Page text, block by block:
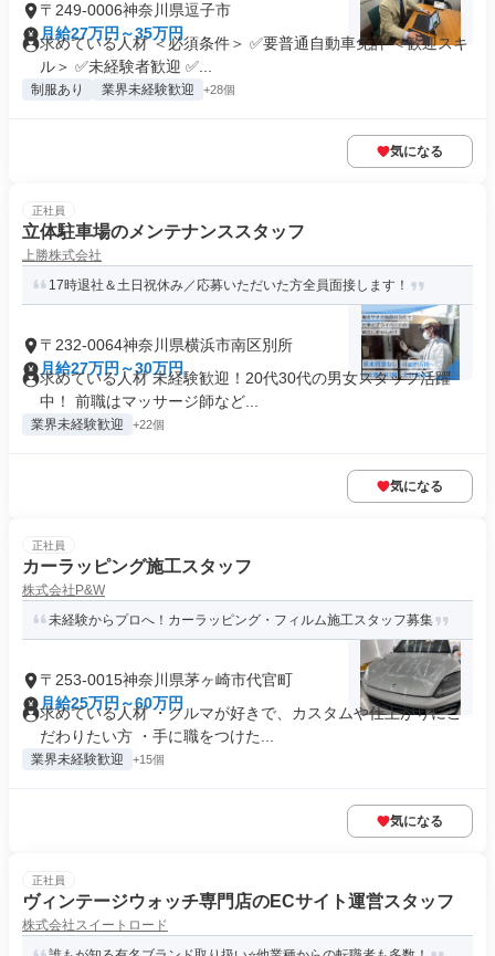
〒249-0006神奈川県逗子市
月給27万円～35万円
求めている人材 ＜必須条件＞ ✅要普通自動車免許 ＜歓迎スキ
ル＞ ✅未経験者歓迎 ✅...
制服あり 業界未経験歓迎 +28個
気になる
正社員
立体駐車場のメンテナンススタッフ
上勝株式会社
17時退社＆土日祝休み／応募いただいた方全員面接します！
〒232-0064神奈川県横浜市南区別所
月給27万円～30万円
求めている人材 未経験歓迎！20代30代の男女スタッフ活躍
中！ 前職はマッサージ師など...
業界未経験歓迎 +22個
気になる
正社員
カーラッピング施工スタッフ
株式会社P&W
未経験からプロへ！カーラッピング・フィルム施工スタッフ募集
〒253-0015神奈川県茅ヶ崎市代官町
月給25万円～60万円
求めている人材 ・クルマが好きで、カスタムや仕上がりにこ
だわりたい方 ・手に職をつけた...
業界未経験歓迎 +15個
気になる
正社員
ヴィンテージウォッチ専門店のECサイト運営スタッフ
株式会社スイートロード